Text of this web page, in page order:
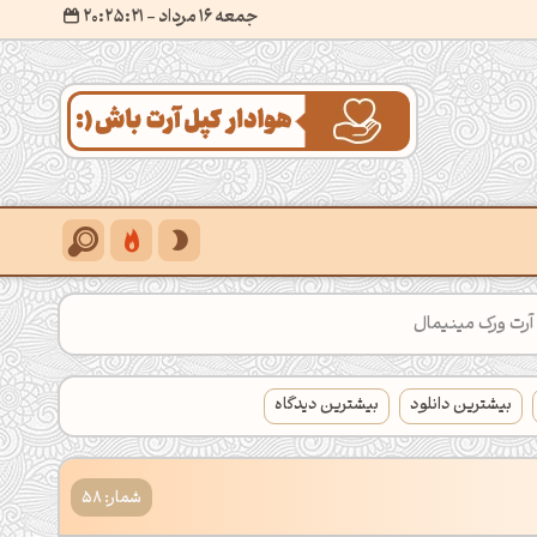
جمعه 16 مرداد
- ۲۰:۲۵:۲۲
آرت ورک مینیمال
بیشترین دانلود بیشترین دیدگاه
شمار: 58